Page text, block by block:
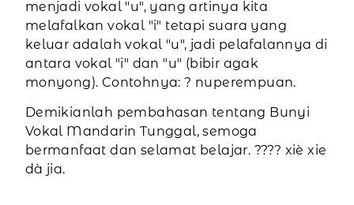
menjadi vokal "u", yang artinya kita
melafalkan vokal "i" tetapi suara yang
keluar adalah vokal "u", jadi pelafalannya di
antara vokal "i" dan "u" (bibir agak
monyong). Contohnya: ? nuperempuan.
Demikianlah pembahasan tentang Bunyi
Vokal Mandarin Tunggal, semoga
bermanfaat dan selamat belajar. ???? xiè xie
dà jia.